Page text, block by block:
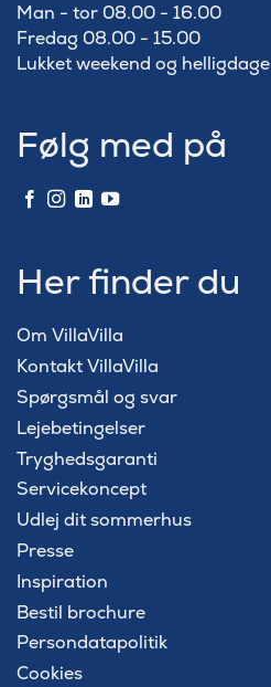
Man - tor 08.00 - 16.00
Fredag 08.00 - 15.00
Lukket weekend og helligdage
Følg med på
Her finder du
Om VillaVilla
Kontakt VillaVilla
Spørgsmål og svar
Lejebetingelser
Tryghedsgaranti
Servicekoncept
Udlej dit sommerhus
Presse
Inspiration
Bestil brochure
Persondatapolitik
Cookies